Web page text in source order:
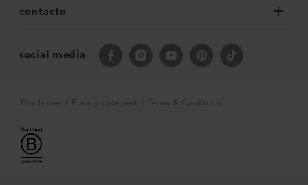
contacto
social media
Disclaimer Privacy statement Terms & Conditions